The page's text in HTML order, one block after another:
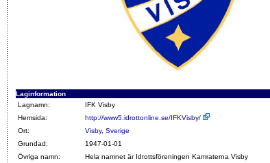
Laginformation
Lagnamn:
IFK Visby
Hemsida:
http://www5.idrottonline.se/IFKVisby/
Ort:
Visby, Sverige
Grundad:
1947-01-01
Övriga namn:
Hela namnet är Idrottsföreningen Kamraterna Visby